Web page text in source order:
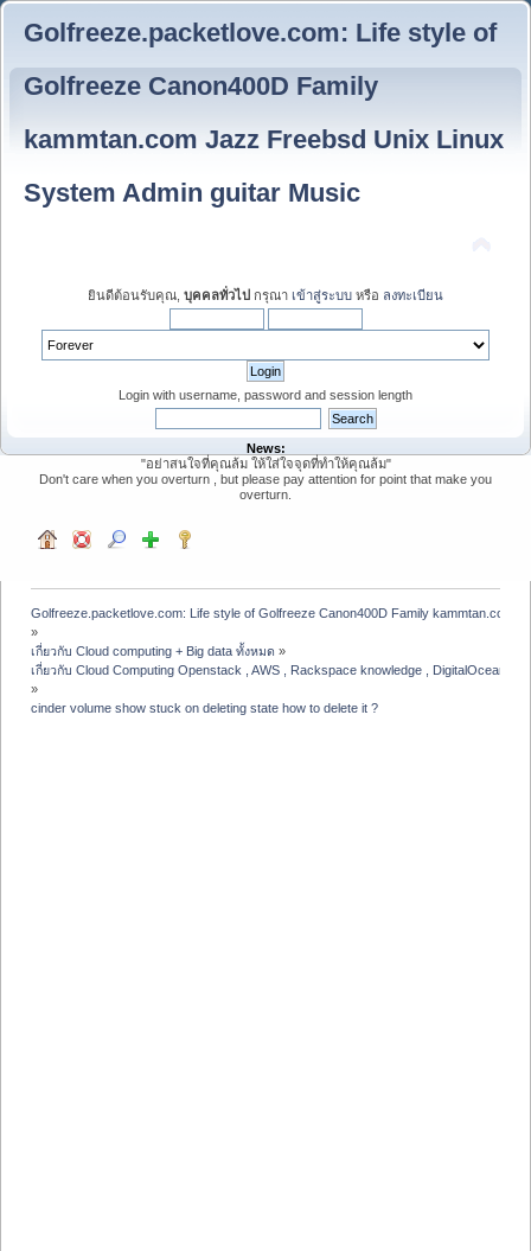
Golfreeze.packetlove.com: Life style of
Golfreeze Canon400D Family
kammtan.com Jazz Freebsd Unix Linux
System Admin guitar Music
ยินดีต้อนรับคุณ, บุคคลทั่วไป กรุณา เข้าสู่ระบบ หรือ ลงทะเบียน
Login with username, password and session length
News:
"อย่าสนใจที่คุณล้ม ให้ใส่ใจจุดที่ทำให้คุณล้ม"
Don't care when you overturn , but please pay attention for point that make you
overturn.
Golfreeze.packetlove.com: Life style of Golfreeze Canon400D Family kammtan.com
»
เกี่ยวกับ Cloud computing + Big data ทั้งหมด »
เกี่ยวกับ Cloud Computing Openstack , AWS , Rackspace knowledge , DigitalOcean ,
»
cinder volume show stuck on deleting state how to delete it ?